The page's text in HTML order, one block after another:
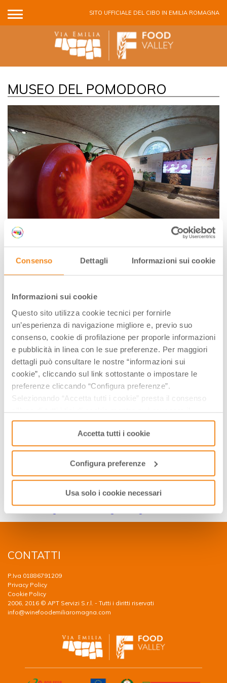
Consenso Dettagli Informazioni sui cookie
Informazioni sui cookie
Questo sito utilizza cookie tecnici per fornirle
un’esperienza di navigazione migliore e, previo suo
consenso, cookie di profilazione per proporle informazioni
e pubblicità in linea con le sue preferenze. Per maggiori
dettagli può consultare le nostre “informazioni sui
cookie”, cliccando sul link sottostante o impostare le
preferenze cliccando “Configura preferenze”.
Selezionando “Accetta tutti i cookie” presta il consenso
all’uso di tutti i tipi di cookie mentre può revocare il
consenso cliccando su “Usa solo i cookie necessari” e
saranno attivati i soli cookie tecnici necessari al corretto
funzionamento del sito.
Accetta tutti i cookie
Configura preferenze
Usa solo i cookie necessari
SITO UFFICIALE DEL CIBO IN EMILIA ROMAGNA
MUSEO DEL POMODORO
Corte di Giarola, localizzata nel contesto della coltivazione
e lavorazione industriale del pomodoro. Il tour nel Museo
del pomodoro vi offrirà un conoscenza approfondita del
pomodoro da un punto di vista del botanico, geografico,
storico e agronomico. Ci sono anche strumenti e
macchinari utilizzati dal periodo della guerra mondiale ad
oggi, con numerosi esempi interessanti di tecnologie
utilizzate dalle più importanti fabbriche del parmense nel
esposte in varie sale del museo, consentendo così a tutti i
visitatori di comprendere più facilmente il processo
industriale.
Indirizzo:
Strada Giarola, 11
tematici/enogastronomia/luoghi-del-gust…
CONTATTI
P.Iva 01886791209
Privacy Policy
Cookie Policy
2006, 2016 © APT Servizi S.r.l. - Tutti i diritti riservati
info@winefoodemiliaromagna.com